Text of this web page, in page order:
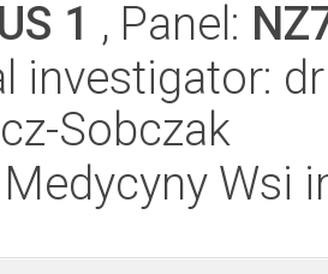
1 , Panel:
investigator:
Sobczak
Wsi